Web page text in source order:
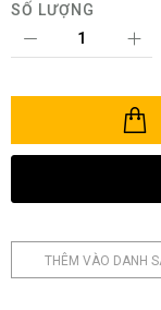
SỐ LƯỢNG
THÊM VÀO DANH